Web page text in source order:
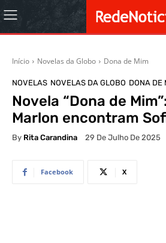
Início Novelas da Globo Dona de Mim
NOVELAS NOVELAS DA GLOBO DONA DE
Novela “Dona de
Marlon encontram
By Rita Carandina 29 De Julho De 2025
Facebook X